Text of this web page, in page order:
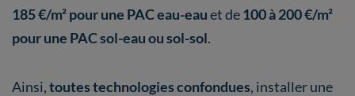
185 €/m² pour une PAC eau-eauet de100 à 200 €/m²
pour une PAC sol-eau ou sol-sol.
Ainsi,toutes technologies confondues, installer une